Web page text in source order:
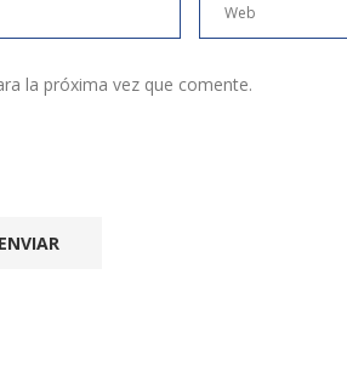
la próxima vez que comente.